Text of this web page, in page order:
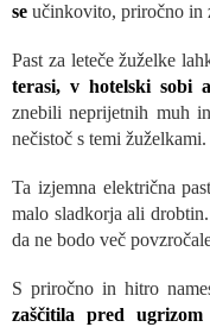
se učinkovito, priročno in
Past za leteče žuželke
terasi, v hotelski sobi
znebili neprijetnih muh
nečistoč s temi žuželkami.
Ta izjemna električna
malo sladkorja ali
da ne bodo več
S priročno in hitro
zaščitila pred